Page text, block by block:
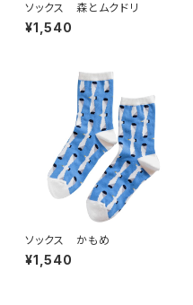
ソックス 森とムクドリ
¥1,540
ソックス かもめ
¥1,540